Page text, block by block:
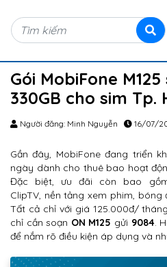
Gói MobiFone
330GB cho sim Tp.
Người đăng: Minh Nguyễn 16/07/
Gần đây, MobiFone đang triển
ngày dành cho thuê bao hoạt
Đặc biệt, ưu đãi còn bao
ClipTV, nền tảng xem phim,
Tất cả chỉ với giá 125.000đ/
chỉ cần soạn ON M125 gửi 9084.
để nắm rõ điều kiện áp dụng và